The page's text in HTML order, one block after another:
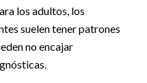
los adultos, los
suelen tener patrones
no encajar